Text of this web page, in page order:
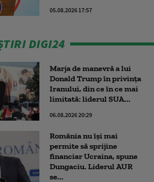
05.08.2026 17:57
DIGI24
Marja de manevră a lui
Donald Trump în privința
Iranului, din ce în ce mai
limitată: liderul SUA...
06.08.2026 20:29
România nu își mai
permite să sprijine
financiar Ucraina, spune
Dungaciu. Liderul AUR
se...